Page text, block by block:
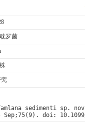
罗菌
sedimenti sp.
doi: 10.1099/